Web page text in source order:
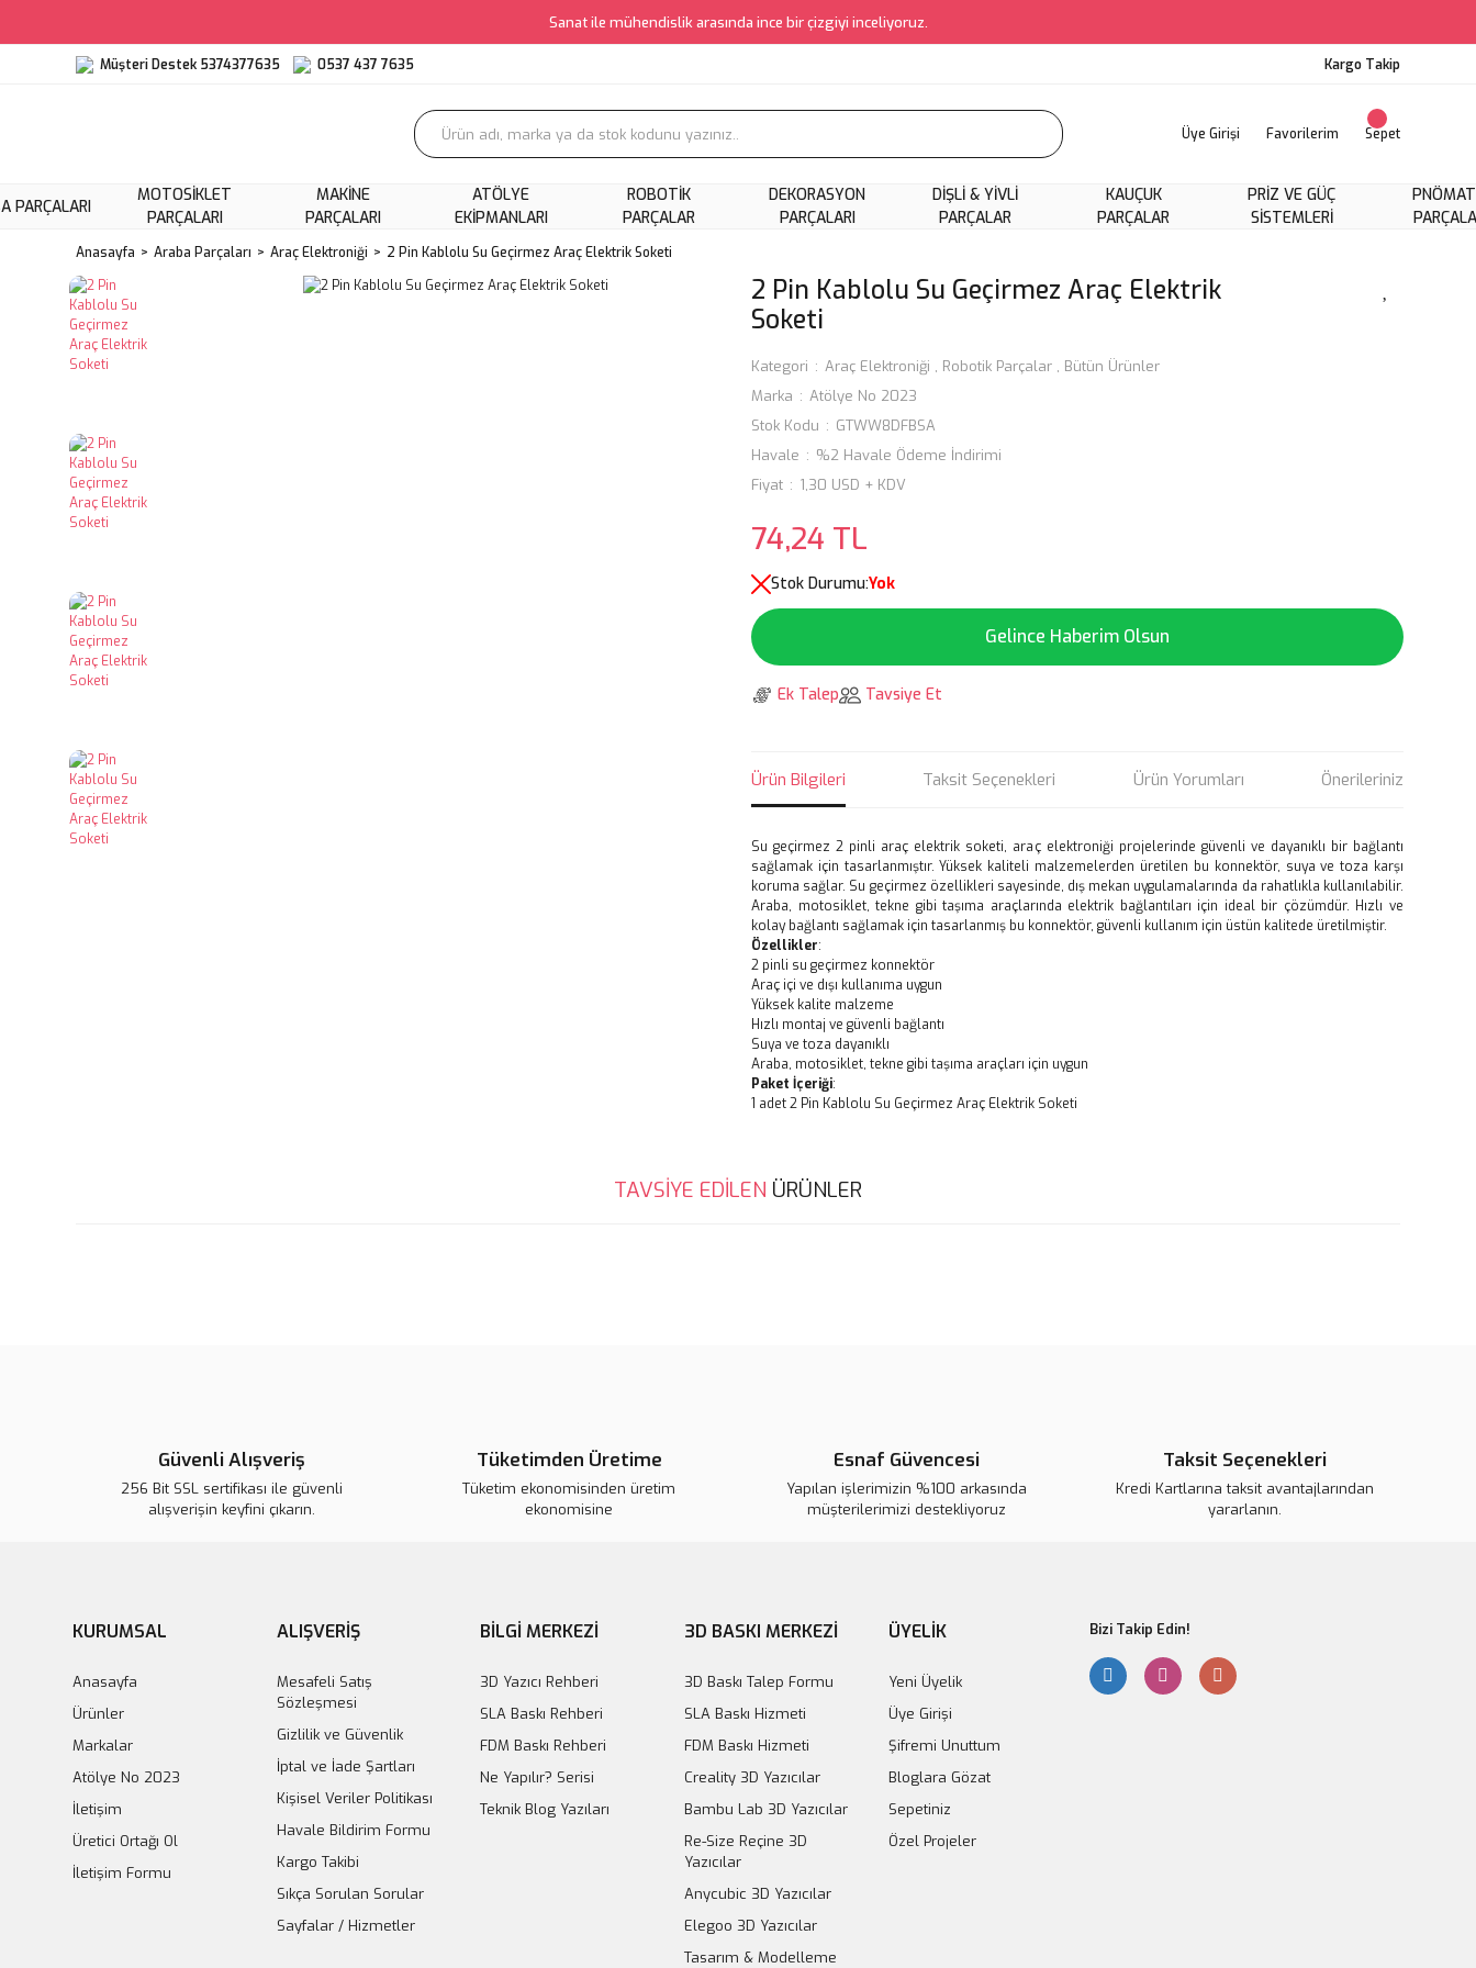
Sanat ile mühendislik arasında ince bir çizgiyi inceliyoruz.
Müşteri Destek 5374377635 0537 437 7635 Kargo Takip
Üye Girişi Favorilerim Sepet
PARÇALARI
MOTOSIKLET
PARÇALARI
MAKINE
PARÇALARI
ATÖLYE
EKIPMANLARI
ROBOTIK
PARÇALAR
DEKORASYON
PARÇALARI
DIŞLI & YIVLI
PARÇALAR
KAUÇUK
PARÇALAR
PRIZ VE GÜÇ
SISTEMLERI
Anasayfa Araba Parçaları Araç Elektroniği 2 Pin Kablolu Su Geçirmez Araç Elektrik Soketi
2 Pin Kablolu Su Geçirmez Araç Elektrik
Soketi
Kategori Araç Elektroniği , Robotik Parçalar , Bütün Ürünler
Marka
Atölye No 2023
Stok Kodu
GTWW8DFBSA
Havale
%2 Havale Ödeme İndirimi
Fiyat
1,30 USD + KDV
74,24 TL
Stok Durumu:Yok
Gelince Haberim Olsun
Ek Talep Tavsiye Et
Ürün Bilgileri Taksit Seçenekleri Ürün Yorumları Önerileriniz
Su geçirmez 2 pinli araç elektrik soketi, araç elektroniği projelerinde güvenli ve dayanıklı bir bağlantı
sağlamak için tasarlanmıştır. Yüksek kaliteli malzemelerden üretilen bu konnektör, suya ve toza karşı
koruma sağlar. Su geçirmez özellikleri sayesinde, dış mekan uygulamalarında da rahatlıkla kullanılabilir.
Araba, motosiklet, tekne gibi taşıma araçlarında elektrik bağlantıları için ideal bir çözümdür. Hızlı ve
kolay bağlantı sağlamak için tasarlanmış bu konnektör, güvenli kullanım için üstün kalitede üretilmiştir.
Özellikler:
2 pinli su geçirmez konnektör
Araç içi ve dışı kullanıma uygun
Yüksek kalite malzeme
Hızlı montaj ve güvenli bağlantı
Suya ve toza dayanıklı
Araba, motosiklet, tekne gibi taşıma araçları için uygun
Paket İçeriği:
1 adet 2 Pin Kablolu Su Geçirmez Araç Elektrik Soketi
Bu ürünün fiyat bilgisi, resim, ürün açıklamalarında ve diğer konularda yetersiz gördüğünüz
noktaları öneri formunu kullanarak tarafımıza iletebilirsiniz.
TAVSİYE EDİLEN ÜRÜNLER
SD16 6 Pin 16mm Su Geçirmez Konnektör Takımı - Panel Tipi
Güvenli Alışveriş
256 Bit SSL sertifikası ile güvenli
alışverişin keyfini çıkarın.
Tüketimden Üretime
Tüketim ekonomisinden üretim
ekonomisine
Esnaf Güvencesi
Yapılan işlerimizin %100 arkasında
müşterilerimizi destekliyoruz
Taksit Seçenekleri
Kredi Kartlarına taksit avantajlarından
yararlanın.
KURUMSAL
Anasayfa
Ürünler
Markalar
Atölye No 2023
İletişim
Üretici Ortağı Ol
İletişim Formu
ALIŞVERİŞ
Mesafeli Satış
Sözleşmesi
Gizlilik ve Güvenlik
İptal ve İade Şartları
Kişisel Veriler Politikası
Havale Bildirim Formu
Kargo Takibi
Sıkça Sorulan Sorular
Sayfalar / Hizmetler
BİLGİ MERKEZİ
3D Yazıcı Rehberi
SLA Baskı Rehberi
FDM Baskı Rehberi
Ne Yapılır? Serisi
Teknik Blog Yazıları
3D BASKI MERKEZİ
3D Baskı Talep Formu
SLA Baskı Hizmeti
FDM Baskı Hizmeti
Creality 3D Yazıcılar
Bambu Lab 3D Yazıcılar
Re-Size Reçine 3D
Yazıcılar
Anycubic 3D Yazıcılar
Elegoo 3D Yazıcılar
Tasarım & Modelleme
ÜYELİK
Yeni Üyelik
Üye Girişi
Şifremi Unuttum
Bloglara Gözat
Sepetiniz
Özel Projeler
Bizi Takip Edin!